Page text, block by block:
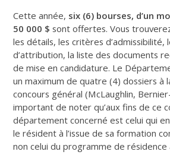
Cette année, six (6) bourses, d’un
50 000 $ sont offertes. Vous
les détails, les critères d’admissibilité,
d’attribution, la liste des documents
de mise en candidature. Le
un maximum de quatre (4) dossiers à
concours général (McLaughlin,
important de noter qu’aux fins de ce
département concerné est celui qui
le résident à l’issue de sa formation
non celui du programme de résidence